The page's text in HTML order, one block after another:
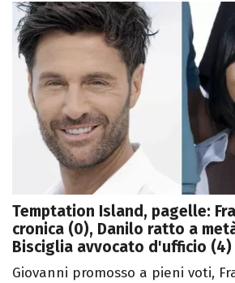
Temptation Island, pagelle:
cronica (0), Danilo ratto a
Bisciglia avvocato d'ufficio (4)
Giovanni promosso a pieni voti,